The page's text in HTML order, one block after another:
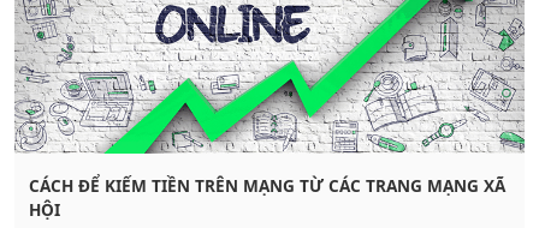
CÁCH ĐỂ KIẾM TIỀN TRÊN MẠNG TỪ CÁC TRANG MẠNG XÃ
HỘI